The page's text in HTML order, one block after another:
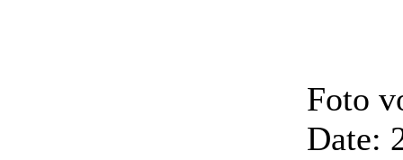
Foto
Date: